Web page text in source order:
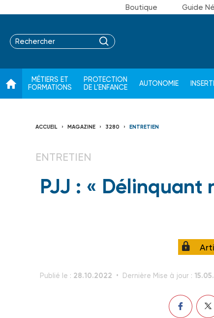
Boutique Guide
MÉTIERS ET
FORMATIONS
PROTECTION
DE L'ENFANCE
AUTONOMIE
ACCUEIL MAGAZINE 3280 ENTRETIEN
ENTRETIEN
PJJ : « Délinquant
Publié le : 28.10.2022 Dernière Mise à jour :